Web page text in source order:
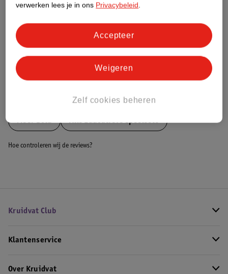
Impact Score.
Bestel & Bezorginformatie
MeerDolu Alle Educatieve speelsets
Hoe controleren wij de reviews?
Kruidvat Club
Klantenservice
Over Kruidvat
verwerken lees je in ons Privacybeleid.
Zelf cookies beheren
Weigeren
Accepteer